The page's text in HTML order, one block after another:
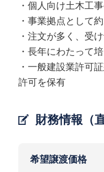
・個人向け土木工
・事業拠点として
・注文が多く、受
・長年にわたって
・一般建設業許可
許可を保有
財務情報（
希望譲渡価格